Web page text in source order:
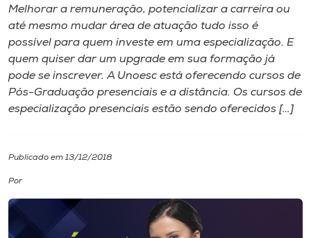
Internacionalização
I.nova
Cultura
CPA
Melhorar a remuneração, potencializar a carreira ou
até mesmo mudar área de atuação tudo isso é
possível para quem investe em uma especialização. E
quem quiser dar um upgrade em sua formação já
pode se inscrever. A Unoesc está oferecendo cursos de
Pós-Graduação presenciais e a distância. Os cursos de
especialização presenciais estão sendo oferecidos […]
Publicado em 13/12/2018
Por